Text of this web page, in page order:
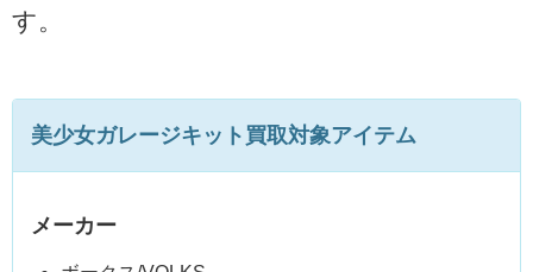
す。
美少女ガレージキット買取対象アイテム
メーカー